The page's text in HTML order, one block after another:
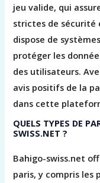
jeu valide, qui
strictes de sécurité
dispose de
protéger les
des utilisateurs.
avis positifs de la
dans cette
QUELS TYPES DE
SWISS.NET ?
Bahigo-swiss.net
paris, y compris les